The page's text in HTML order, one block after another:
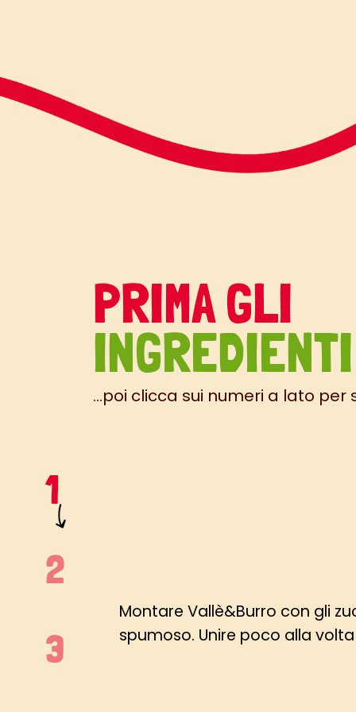
PRIMA GLI
INGREDIENTI
...poi clicca sui numeri a lato
Montare Vallè&Burro con gli
spumoso. Unire poco alla